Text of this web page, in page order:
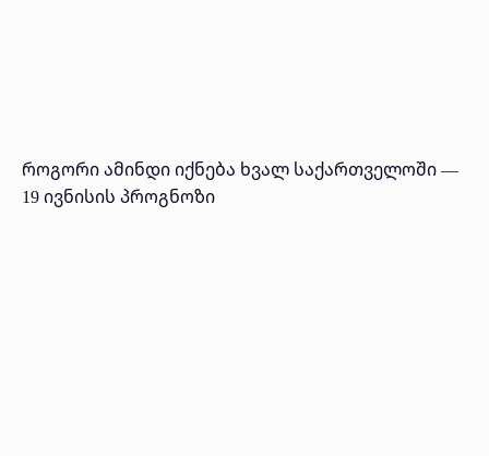
როგორი ამინდი იქნება ხვალ საქართველოში —
19 ივნისის პროგნოზი